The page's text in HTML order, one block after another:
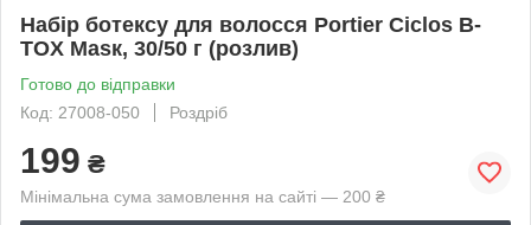
Набір ботексу для волосся Portier Ciclos B-
TOX Маѕк, 30/50 г (розлив)
Готово до відправки
Код: 27008-050
Роздріб
199 ₴
Мінімальна сума замовлення на сайті — 200 ₴